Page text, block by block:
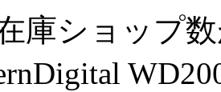
庫ショップ